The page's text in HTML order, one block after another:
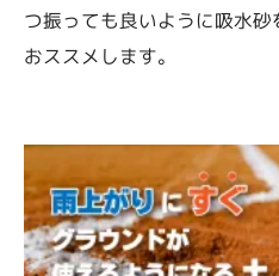
つ振っても良いように吸水
おススメします。